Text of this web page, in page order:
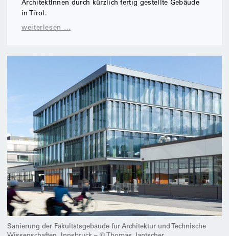
in Tirol.
weiterlesen …
Sanierung der Fakultätsgebäude für Architektur und Technische